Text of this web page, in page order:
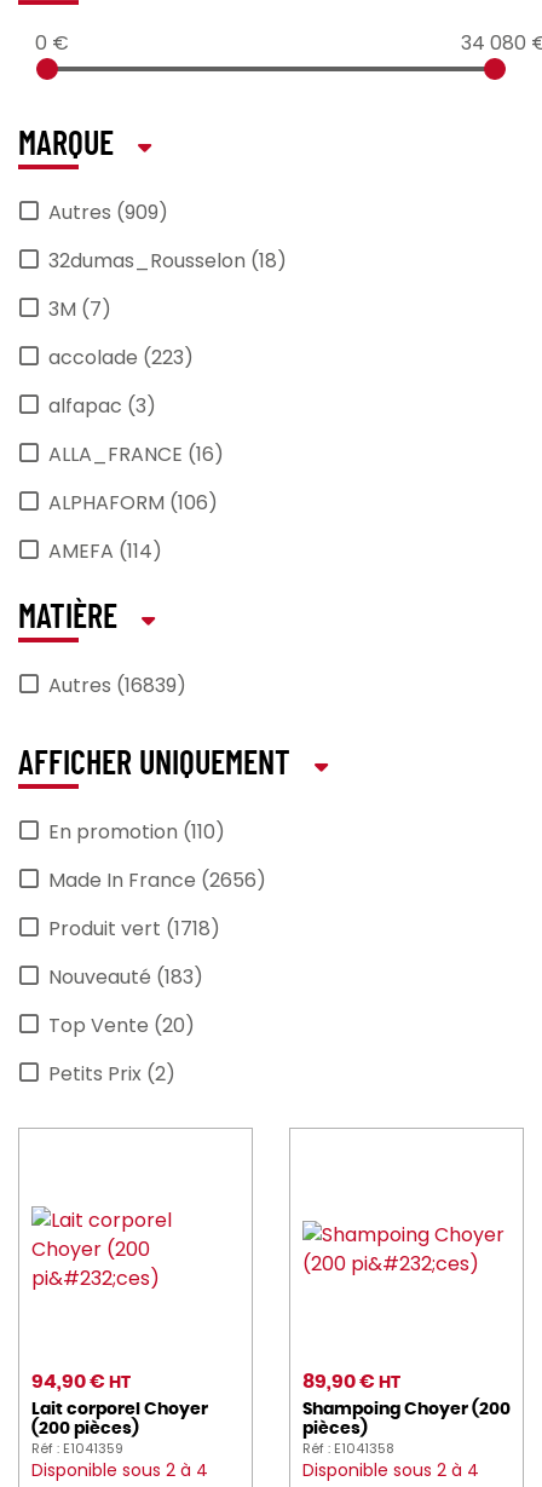
0 € 34 080
MARQUE
Autres (909)
32dumas_Rousselon (18)
3M (7)
accolade (223)
alfapac (3)
ALLA_FRANCE (16)
ALPHAFORM (106)
AMEFA (114)
ANIMO (22)
ANTIKAL (1)
APS (431)
araven (2)
Arcoroc (464)
ARCOS (32)
ARIEL (1)
ARTMENU (2)
astera (4)
AU_NAIN (7)
AVERY (9)
barbecook (12)
befor (1)
BEQUET (9)
BLANCO (1)
blendtec (3)
BONNET (24)
MATIÈRE
Autres (16839)
AFFICHER UNIQUEMENT
En promotion (110)
Made In France (2656)
Produit vert (1718)
Nouveauté (183)
Top Vente (20)
Petits Prix (2)
94,90 € HT
Lait corporel Choyer
(200 pièces)
Réf : E1041359
Disponible sous 2 à 4
89,90 € HT
Shampoing Choyer (200
pièces)
Réf : E1041358
Disponible sous 2 à 4